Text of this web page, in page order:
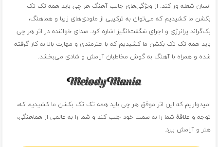
انسان شعله ور کند. از ویژگی‌های جالب آهنگ هر چی باید همه تک تک
بکشن ما کشیدیم که می‌توان به ترکیبی از ملودی‌های زیبا و هماهنگ،
بک‌گراند پرانرژی و اجرای شگفت‌انگیز اشاره کرد. صدای خواننده در اثر هر چی
باید همه تک تک بکشن ما کشیدیم که با هنرمندی و مهارت بالا به کار گرفته
شده و همراه با آهنگ به گوش مخاطبان آرامش و شادی می‌بخشد.
امیدواریم که این اثر موفق هر چی باید همه تک تک بکشن ما کشیدیم که،
توجه و علاقهٔ شما را به سمت خود جلب کند و شما را به عالمی از هماهنگی،
هنر و آرامش ببرد.